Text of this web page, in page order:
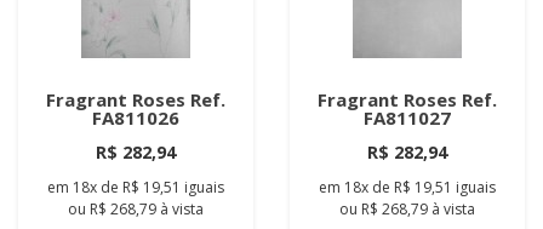
Fragrant Roses Ref.
FA811026
R$ 282,94
em 18x de R$ 19,51 iguais
ou R$ 268,79 à vista
Fragrant Roses Ref.
FA811027
R$ 282,94
em 18x de R$ 19,51 iguais
ou R$ 268,79 à vista